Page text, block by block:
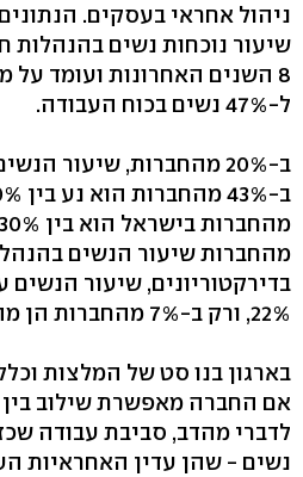
ניהול אחראי בעסקים.
שיעור נוכחות נשים בהנהלות
ל-47% נשים בכוח העבודה.
בדירקטוריונים, שיעור
22%, ורק ב-7% מהחברות הן מהוות 50% ומעלה.
בארגון בנו סט של המלצות
אם החברה מאפשרת שילוב
לדברי מהדב, סביבת עבודה
נשים - שהן עדין האחראיות